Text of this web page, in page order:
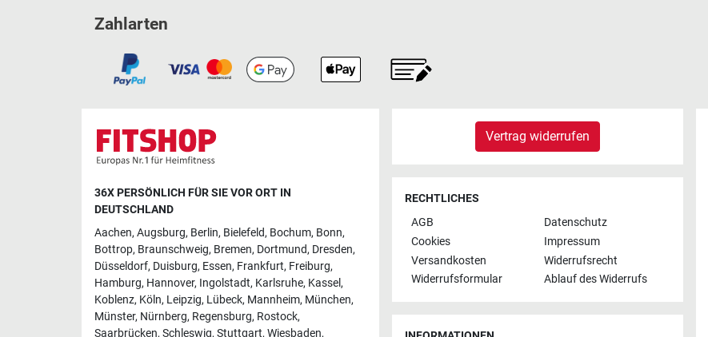
Zahlarten
36X PERSÖNLICH FÜR SIE VOR ORT IN
DEUTSCHLAND
Aachen, Augsburg, Berlin, Bielefeld, Bochum, Bonn,
Bottrop, Braunschweig, Bremen, Dortmund, Dresden,
Düsseldorf, Duisburg, Essen, Frankfurt, Freiburg,
Hamburg, Hannover, Ingolstadt, Karlsruhe, Kassel,
Koblenz, Köln, Leipzig, Lübeck, Mannheim, München,
Münster, Nürnberg, Regensburg, Rostock,
Saarbrücken, Schleswig, Stuttgart, Wiesbaden,
Vertrag widerrufen
RECHTLICHES
AGB
Datenschutz
Cookies
Impressum
Versandkosten
Widerrufsrecht
Widerrufsformular
Ablauf des Widerrufs